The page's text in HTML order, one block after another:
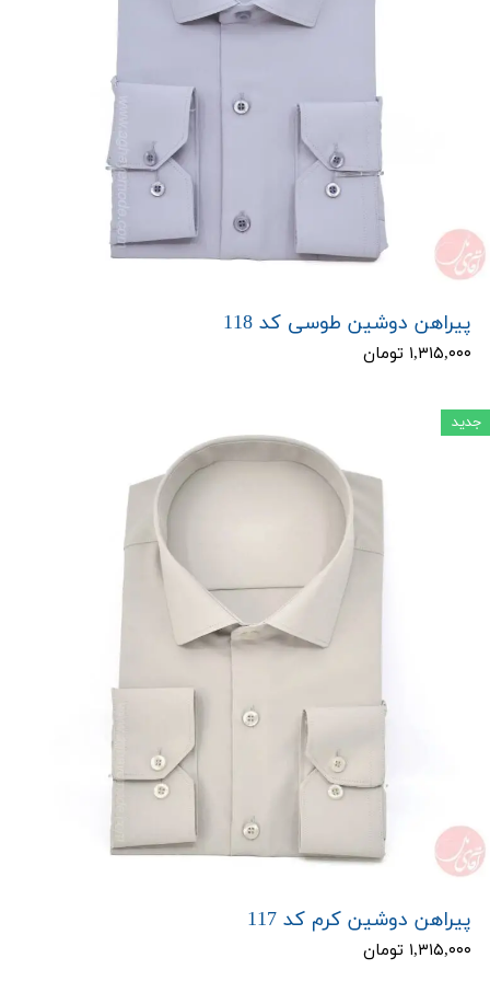
پیراهن دوشین طوسی کد 118
۱,۳۱۵,۰۰۰ تومان
پیراهن دوشین کرم کد 117
۱,۳۱۵,۰۰۰ تومان
جدید